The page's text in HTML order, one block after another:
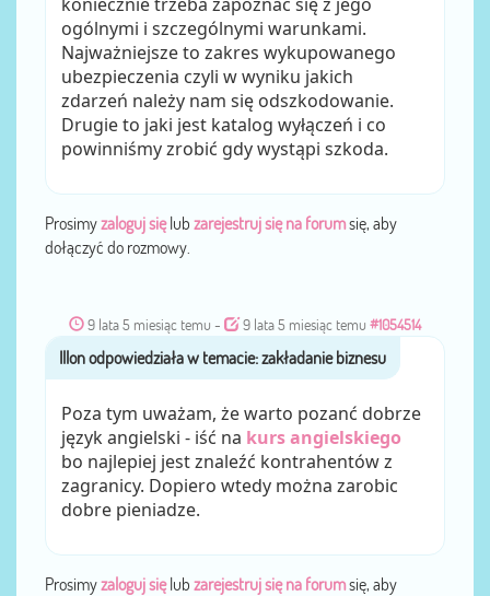
ogólnymi i szczególnymi warunkami.
Najważniejsze to zakres wykupowanego
ubezpieczenia czyli w wyniku jakich
zdarzeń należy nam się odszkodowanie.
Drugie to jaki jest katalog wyłączeń i co
powinniśmy zrobić gdy wystąpi szkoda.
Prosimyzaloguj sięlub zarejestruj się na forumsię, aby
dołączyć do rozmowy.
9 lata 5 miesiąc temu - 9 lata 5 miesiąc temu #1054514
przezIllon
Poza tym uważam, że warto pozanć dobrze
język angielski - iść na kurs angielskiego
bo najlepiej jest znaleźć kontrahentów z
zagranicy. Dopiero wtedy można zarobic
dobre pieniadze.
Prosimyzaloguj sięlub zarejestruj się na forumsię, aby